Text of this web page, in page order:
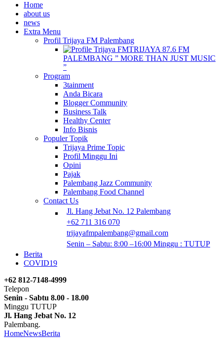
Home
about us
news
Extra Menu
Profil Trijaya FM Palembang
TRIJAYA 87.6 FM
PALEMBANG ” MORE THAN JUST MUSIC
”
Program
3tainment
Anda Bicara
Blogger Community
Business Talk
Healthy Center
Info Bisnis
Populer Topik
Trijaya Prime Topic
Profil Minggu Ini
Opini
Pajak
Palembang Jazz Community
Palembang Food Channel
Contact Us
Jl. Hang Jebat No. 12 Palembang
+62 711 316 070
trijayafmpalembang@gmail.com
Senin – Sabtu: 8:00 –16:00 Minggu : TUTUP
Berita
COVID19
+62 812-7148-4999
Telepon
Senin - Sabtu 8.00 - 18.00
Minggu TUTUP
Jl. Hang Jebat No. 12
Palembang.
HomeNewsBerita